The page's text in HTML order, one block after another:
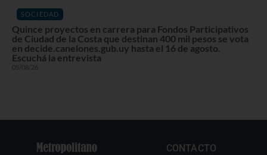
SOCIEDAD
Quince proyectos en carrera para Fondos Participativos
de Ciudad de la Costa que destinan 400 mil pesos se vota
en decide.canelones.gub.uy hasta el 16 de agosto.
Escuchá la entrevista
05/08/26
CONTACTO